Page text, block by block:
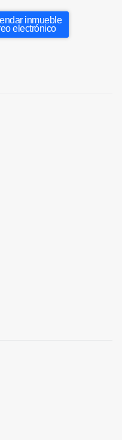
inmueble
electrónico